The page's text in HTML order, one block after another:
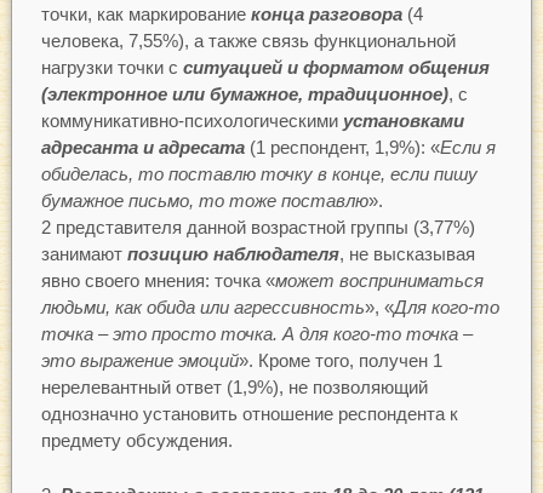
точки, как маркирование конца разговора(4
человека, 7,55%), а также связь функциональной
нагрузки точки с ситуацией и форматом общения
(электронное или бумажное, традиционное), с
коммуникативно-психологическими установками
адресанта и адресата (1 респондент, 1,9%): «Если я
обиделась, то поставлю точку в конце, если пишу
бумажное письмо, то тоже поставлю».
2 представителя данной возрастной группы (3,77%)
занимают позицию наблюдателя, не высказывая
явно своего мнения: точка «может восприниматься
людьми, как обида или агрессивность», «Для кого-то
точка – это просто точка. А для кого-то точка –
это выражение эмоций». Кроме того, получен 1
нерелевантный ответ (1,9%), не позволяющий
однозначно установить отношение респондента к
предмету обсуждения.